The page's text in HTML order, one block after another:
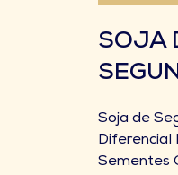
SOJA
Soja de
Diferencial
Sementes